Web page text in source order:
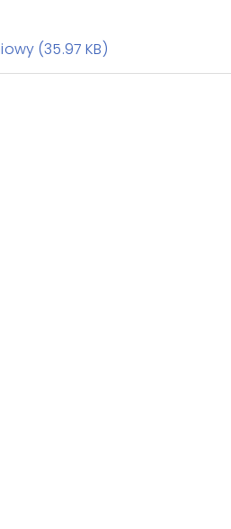
(35.97 KB)